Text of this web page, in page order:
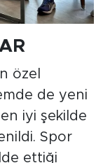
özel
de yeni
iyi şekilde
Spor
ettiği